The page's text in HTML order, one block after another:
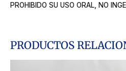
PROHIBIDO SU USO ORAL, NO
PRODUCTOS